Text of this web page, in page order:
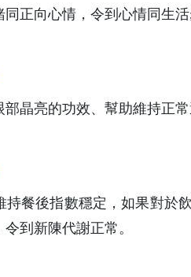
正向心情，令到心情同生活
晶亮的功效、幫助維持正常
餐後指數穩定，如果對於
到新陳代謝正常。